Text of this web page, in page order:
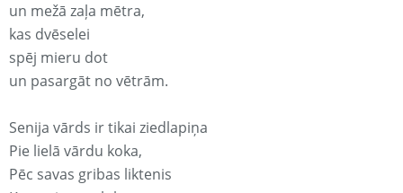
un mežā zaļa mētra,
kas dvēselei
spēj mieru dot
un pasargāt no vētrām.
Senija vārds ir tikai ziedlapiņa
Pie lielā vārdu koka,
Pēc savas gribas liktenis